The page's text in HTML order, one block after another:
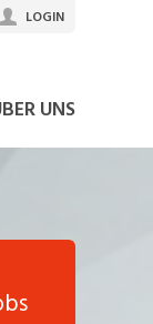
UNS
LOGIN
JETZT BEWERBEN